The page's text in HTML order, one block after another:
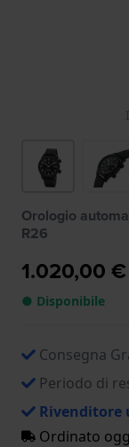
Orologio
R26
1.020,00 €
● Disponibile
Consegna
Periodo di
Rivenditore
Ordinato